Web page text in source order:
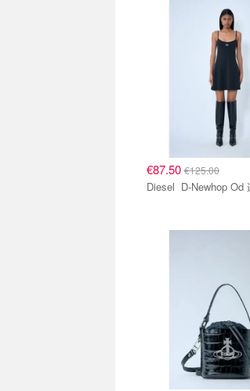
€87.50 €125.00
Diesel D-Newhop